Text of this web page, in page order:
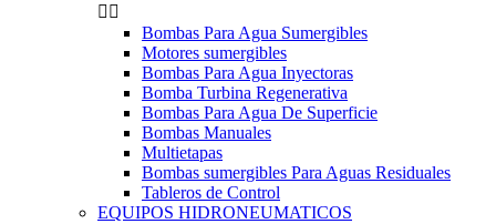
 
Bombas Para Agua Sumergibles
Motores sumergibles
Bombas Para Agua Inyectoras
Bomba Turbina Regenerativa
Bombas Para Agua De Superficie
Bombas Manuales
Multietapas
Bombas sumergibles Para Aguas Residuales
Tableros de Control
EQUIPOS HIDRONEUMATICOS